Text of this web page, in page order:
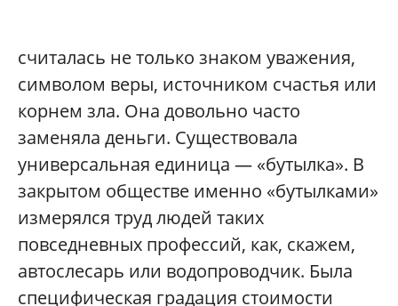
считалась не только знаком уважения,
символом веры, источником счастья или
корнем зла. Она довольно часто
заменяла деньги. Существовала
универсальная единица — «бутылка». В
закрытом обществе именно «бутылками»
измерялся труд людей таких
повседневных профессий, как, скажем,
автослесарь или водопроводчик. Была
специфическая градация стоимости